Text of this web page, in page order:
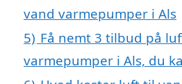
vand varmepumper i Als
5) Få nemt 3 tilbud på
varmepumper i Als, du